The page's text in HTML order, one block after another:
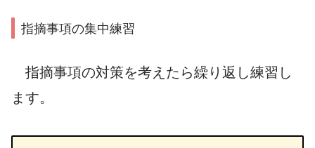
指摘事項の集中練習
指摘事項の対策を考えたら繰り返し練習し
ます。